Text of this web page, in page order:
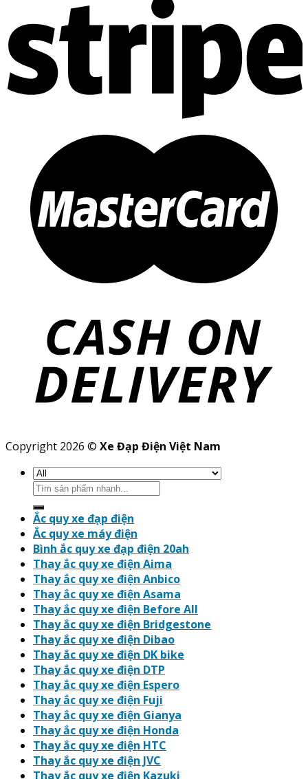
Copyright 2026 © Xe Đạp Điện Việt Nam
Search
for:
Ắc quy xe đạp điện
Ắc quy xe máy điện
Bình ắc quy xe đạp điện 20ah
Thay ắc quy xe điện Aima
Thay ắc quy xe điện Anbico
Thay ắc quy xe điện Asama
Thay ắc quy xe điện Before All
Thay ắc quy xe điện Bridgestone
Thay ắc quy xe điện Dibao
Thay ắc quy xe điện DK bike
Thay ắc quy xe điện DTP
Thay ắc quy xe điện Espero
Thay ắc quy xe điện Fuji
Thay ắc quy xe điện Gianya
Thay ắc quy xe điện Honda
Thay ắc quy xe điện HTC
Thay ắc quy xe điện JVC
Thay ắc quy xe điện Kazuki